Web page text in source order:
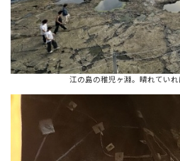
江の島の稚児ヶ淵。晴れていれ